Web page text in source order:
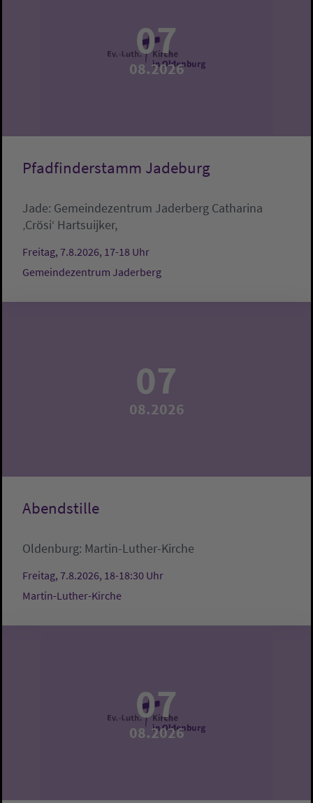
07
08.2026
Pfadfinderstamm Jadeburg
Jade: Gemeindezentrum Jaderberg Catharina
‚Crösi‘ Hartsuijker,
Freitag, 7.8.2026, 17-18 Uhr
Gemeindezentrum Jaderberg
07
08.2026
Abendstille
Oldenburg: Martin-Luther-Kirche
Freitag, 7.8.2026, 18-18:30 Uhr
Martin-Luther-Kirche
07
08.2026